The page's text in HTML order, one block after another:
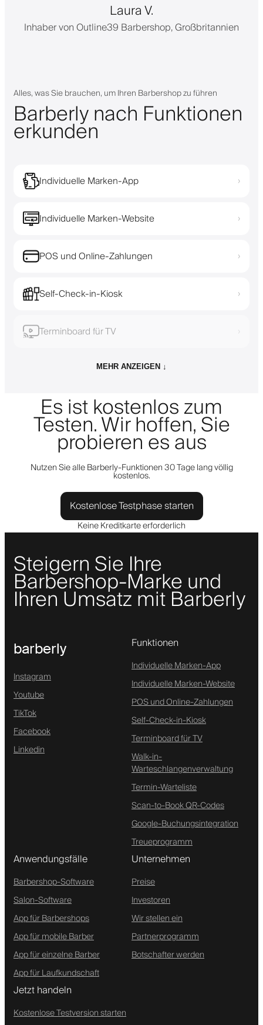
Laura V.
Inhaber von Outline39 Barbershop, Großbritannien
Alles, was Sie brauchen, um Ihren Barbershop zu führen
Barberly nach Funktionen
erkunden
Individuelle Marken-App ›
Individuelle Marken-Website ›
POS und Online-Zahlungen ›
Self-Check-in-Kiosk ›
Terminboard für TV ›
MEHR ANZEIGEN ↓
Es ist kostenlos zum
Testen. Wir hoffen, Sie
probieren es aus
Nutzen Sie alle Barberly-Funktionen 30 Tage lang völlig
kostenlos.
Kostenlose Testphase starten
Keine Kreditkarte erforderlich
Steigern Sie Ihre
Barbershop-Marke und
Ihren Umsatz mit Barberly
barberly
Instagram
Youtube
TikTok
Facebook
Linkedin
Funktionen
Individuelle Marken-App
Individuelle Marken-Website
POS und Online-Zahlungen
Self-Check-in-Kiosk
Terminboard für TV
Walk-in-
Warteschlangenverwaltung
Termin-Warteliste
Scan-to-Book QR-Codes
Google-Buchungsintegration
Treueprogramm
Anwendungsfälle
Barbershop-Software
Salon-Software
App für Barbershops
App für mobile Barber
App für einzelne Barber
App für Laufkundschaft
Unternehmen
Preise
Investoren
Wir stellen ein
Partnerprogramm
Botschafter werden
Jetzt handeln
Kostenlose Testversion starten